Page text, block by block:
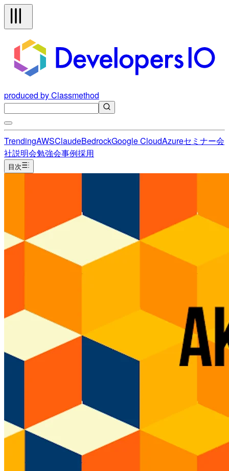
produced by Classmethod
TrendingAWSClaudeBedrockGoogle CloudAzureセミナー会
社説明会勉強会事例採用
目次